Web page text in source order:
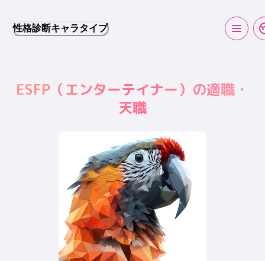
性格診断キャラタイプ
ESFP （エンターテイナー）の適職・
天職